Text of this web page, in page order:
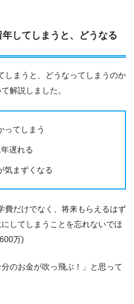
してしまうと、どうなる
しまうと、どうなってしまうのか
解説しました。
ってしまう
遅れる
気まずくなる
費だけでなく、将来もらえるはず
してしまうことを忘れないでほ
万)
分のお金が吹っ飛ぶ！」と思って